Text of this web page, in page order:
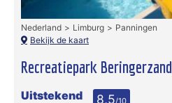
Recreatiepark Beringerzand
Nederland Limburg
Panningen
Bekijk de kaart
Uitstekend 8,5